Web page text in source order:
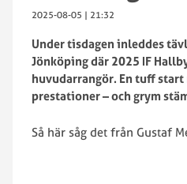
2025-08-05 | 21:32
Under tisdagen inleddes
Jönköping där 2025 IF
huvudarrangör. En tuff start
prestationer – och grym
Så här såg det från Gustaf